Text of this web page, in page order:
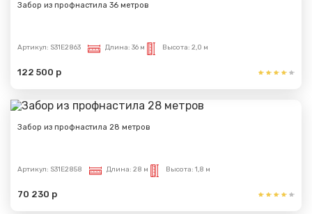
Забор из профнастила 36 метров
Артикул: S31E2863 Длина: 36 м Высота: 2,0 м
122 500 р
Забор из профнастила 28 метров
Артикул: S31E2858 Длина: 28 м Высота: 1,8 м
70 230 р